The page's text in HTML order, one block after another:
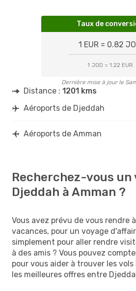
Taux de
1 EUR = 0.82
1 JOD = 1.22 EUR
Dernière mise à jour le
Distance : 1201 kms
Aéroports de Djeddah
Aéroports de Amman
Recherchez-vous un
Djeddah à Amman ?
Vous avez prévu de vous rendre
vacances, pour un voyage
simplement pour aller rendre
à des amis ? Vous pouvez
pour vous aider à trouver les
les meilleures offres entre